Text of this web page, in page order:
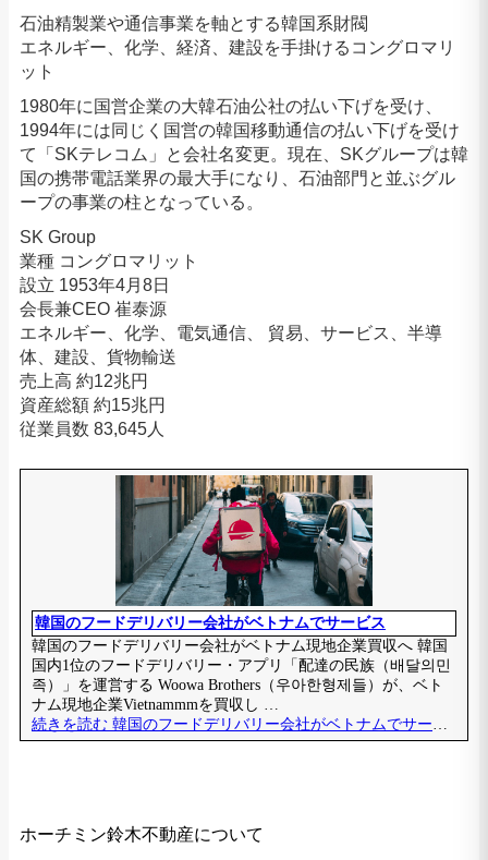
石油精製業や通信事業を軸とする韓国系財閥
エネルギー、化学、経済、建設を手掛けるコングロマリ
ット
1980年に国営企業の大韓石油公社の払い下げを受け、
1994年には同じく国営の韓国移動通信の払い下げを受け
て「SKテレコム」と会社名変更。現在、SKグループは韓
国の携帯電話業界の最大手になり、石油部門と並ぶグル
ープの事業の柱となっている。
SK Group
業種 コングロマリット
設立 1953年4月8日
会長兼CEO 崔泰源
エネルギー、化学、電気通信、 貿易、サービス、半導
体、建設、貨物輸送
売上高 約12兆円
資産総額 約15兆円
従業員数 83,645人
ホーチミン鈴木不動産について